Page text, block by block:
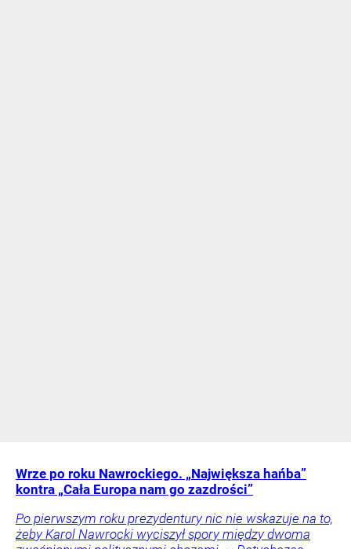
Wrze po roku Nawrockiego. „Największa hańba”
kontra „Cała Europa nam go zazdrości”
Po pierwszym roku prezydentury nic nie wskazuje na to,
żeby Karol Nawrocki wyciszył spory między dwoma